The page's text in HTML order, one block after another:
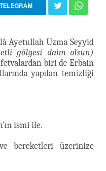
TELEGRAM
Ayetullah Uzma Seyyid
gölgesi daim olsun)
biri de Erbain
yapılan temizliği
ismi ile.
bereketleri üzerinize